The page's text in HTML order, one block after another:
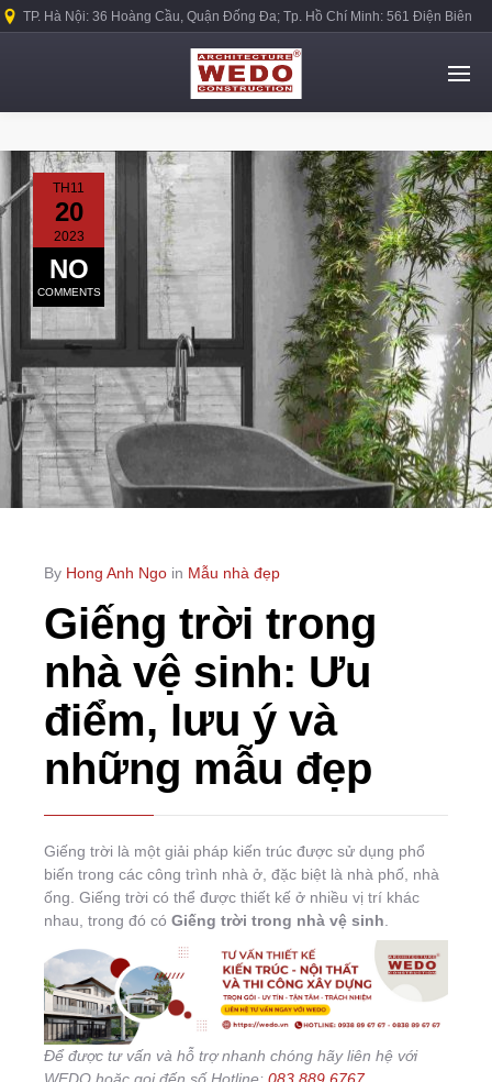
TP. Hà Nội: 36 Hoàng Cầu, Quận Đống Đa; Tp. Hồ Chí Minh: 561 Điện Biên
TH11
20
2023
NO
COMMENTS
By Hong Anh Ngo in Mẫu nhà đẹp
Giếng trời trong
nhà vệ sinh: Ưu
điểm, lưu ý và
những mẫu đẹp
Giếng trời là một giải pháp kiến trúc được sử dụng phổ
biến trong các công trình nhà ở, đặc biệt là nhà phố, nhà
ống. Giếng trời có thể được thiết kế ở nhiều vị trí khác
nhau, trong đó có Giếng trời trong nhà vệ sinh.
Để được tư vấn và hỗ trợ nhanh chóng hãy liên hệ với